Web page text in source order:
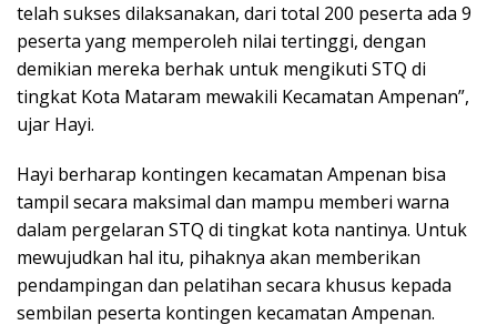
telah sukses dilaksanakan, dari total 200 peserta ada 9
peserta yang memperoleh nilai tertinggi, dengan
demikian mereka berhak untuk mengikuti STQ di
tingkat Kota Mataram mewakili Kecamatan Ampenan”,
ujar Hayi.
Hayi berharap kontingen kecamatan Ampenan bisa
tampil secara maksimal dan mampu memberi warna
dalam pergelaran STQ di tingkat kota nantinya. Untuk
mewujudkan hal itu, pihaknya akan memberikan
pendampingan dan pelatihan secara khusus kepada
sembilan peserta kontingen kecamatan Ampenan.